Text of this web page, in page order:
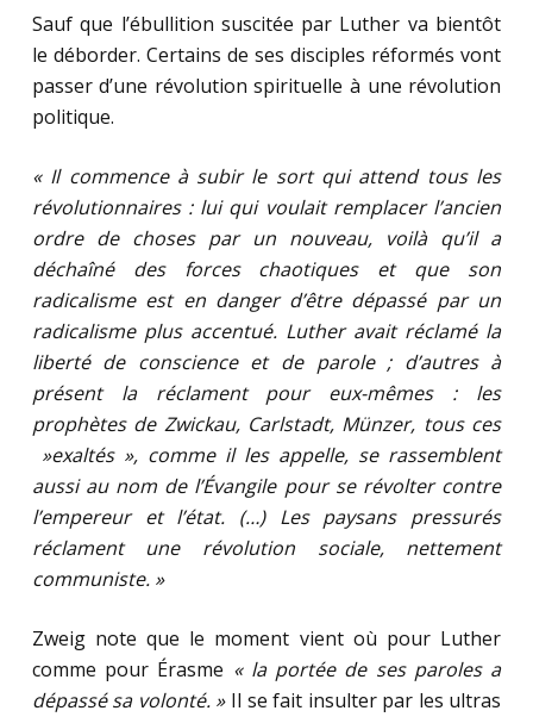
Sauf que l’ébullition suscitée par Luther va bientôt
le déborder. Certains de ses disciples réformés vont
passer d’une révolution spirituelle à une révolution
politique.
« Il commence à subir le sort qui attend tous les
révolutionnaires : lui qui voulait remplacer l’ancien
ordre de choses par un nouveau, voilà qu’il a
déchaîné des forces chaotiques et que son
radicalisme est en danger d’être dépassé par un
radicalisme plus accentué. Luther avait réclamé la
liberté de conscience et de parole ; d’autres à
présent la réclament pour eux-mêmes : les
prophètes de Zwickau, Carlstadt, Münzer, tous ces
»exaltés », comme il les appelle, se rassemblent
aussi au nom de l’Évangile pour se révolter contre
l’empereur et l’état. (…) Les paysans pressurés
réclament une révolution sociale, nettement
communiste. »
Zweig note que le moment vient où pour Luther
comme pour Érasme « la portée de ses paroles a
dépassé sa volonté. »Il se fait insulter par les ultras